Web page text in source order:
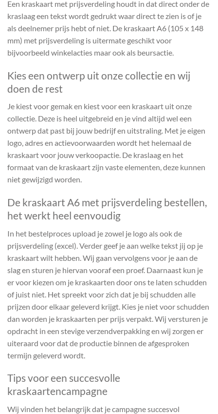
Een kraskaart met prijsverdeling houdt in dat direct onder de
kraslaag een tekst wordt gedrukt waar direct te zien is of je
als deelnemer prijs hebt of niet. De kraskaart A6 (105 x 148
mm) met prijsverdeling is uitermate geschikt voor
bijvoorbeeld winkelacties maar ook als beursactie.
Kies een ontwerp uit onze collectie en wij
doen de rest
Je kiest voor gemak en kiest voor een kraskaart uit onze
collectie. Deze is heel uitgebreid en je vind altijd wel een
ontwerp dat past bij jouw bedrijf en uitstraling. Met je eigen
logo, adres en actievoorwaarden wordt het helemaal de
kraskaart voor jouw verkoopactie. De kraslaag en het
formaat van de kraskaart zijn vaste elementen, deze kunnen
niet gewijzigd worden.
De kraskaart A6 met prijsverdeling bestellen,
het werkt heel eenvoudig
In het bestelproces upload je zowel je logo als ook de
prijsverdeling (excel). Verder geef je aan welke tekst jij op je
kraskaart wilt hebben. Wij gaan vervolgens voor je aan de
slag en sturen je hiervan vooraf een proef. Daarnaast kun je
er voor kiezen om je kraskaarten door ons te laten schudden
of juist niet. Het spreekt voor zich dat je bij schudden alle
prijzen door elkaar geleverd krijgt. Kies je niet voor schudden
dan worden je kraskaarten per prijs verpakt. Wij versturen je
opdracht in een stevige verzendverpakking en wij zorgen er
uiteraard voor dat de productie binnen de afgesproken
termijn geleverd wordt.
Tips voor een succesvolle
kraskaartencampagne
Wij vinden het belangrijk dat je campagne succesvol